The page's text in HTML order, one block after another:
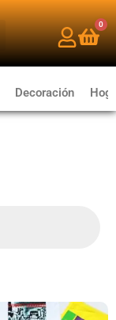
0
Decoración